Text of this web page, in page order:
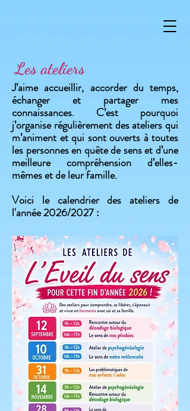
Les ateliers
J’aime accueillir, accorder du temps,
échanger et partager mes
connaissances. C’est pourquoi
j’organise régulièrement des ateliers qui
m’animent et qui sont ouverts à toutes
les personnes en quête de sens et d’une
meilleure compréhension d’elles-
mêmes et de leur famille.
Voici le calendrier des ateliers de
l'année 2026/2027 :